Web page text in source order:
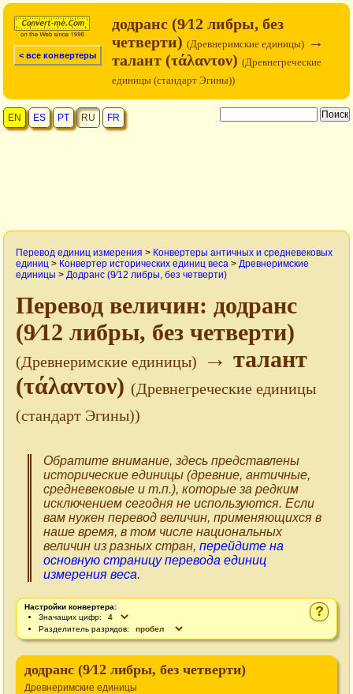
< все конвертеры
додранс (9⁄12 либры, без
четверти) (Древнеримские единицы) →
талант (τάλαντον) (Древнегреческие
единицы (стандарт Эгины))
EN ES PT RU FR
Перевод единиц измерения > Конвертеры античных и средневековых
единиц > Конвертер исторических единиц веса > Древнеримские
единицы > Додранс (9⁄12 либры, без четверти)
Перевод величин: додранс
(9⁄12 либры, без четверти)
(Древнеримские единицы)
→ талант
(τάλαντον) (Древнегреческие единицы
(стандарт Эгины))
Обратите внимание, здесь представлены
исторические единицы (древние, античные,
средневековые и т.п.), которые за редким
исключением сегодня не используются. Если
вам нужен перевод величин, применяющихся в
наше время, в том числе национальных
величин из разных стран, перейдите на
основную страницу перевода единиц
измерения веса.
?
Настройки конвертера:
Значащих цифр:
Разделитель разрядов:
додранс (9⁄12 либры, без четверти)
Древнеримские единицы